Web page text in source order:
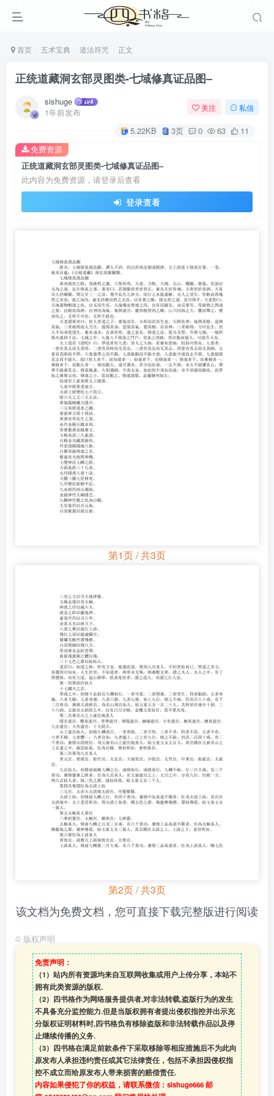
首页 五术宝典 道法符咒 正文
正统道藏洞玄部灵图类-七域修真证品图–
sishuge
1年前发布
关注 私信
5.22KB 3页 0 63 11
正统道藏洞玄部灵图类-七域修真证品图–
此内容为免费资源，请登录后查看
登录查看
免费资源
第1页 / 共3页
第2页 / 共3页
该文档为免费文档，您可直接下载完整版进行阅读
© 版权声明
免责声明：
（1）站内所有资源均来自互联网收集或用户上传分享，本站不
拥有此类资源的版权.
（2）四书格作为网络服务提供者,对非法转载,盗版行为的发生
不具备充分监控能力.但是当版权拥有者提出侵权指控并出示充
分版权证明材料时,四书格负有移除盗版和非法转载作品以及停
止继续传播的义务.
（3）四书格在满足前款条件下采取移除等相应措施后不为此向
原发布人承担违约责任或其它法律责任，包括不承担因侵权指
控不成立而给原发布人带来损害的赔偿责任.
内容如果侵犯了你的权益，请联系微信：sishuge666 邮